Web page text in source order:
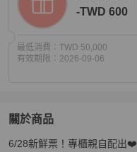
-TWD 600
最低消費： TWD 50,000
有效期限： 2026-09-06
關於商品
關於愛馬仕Hermes專櫃6
6/28新鮮票！專櫃親自配出❤️